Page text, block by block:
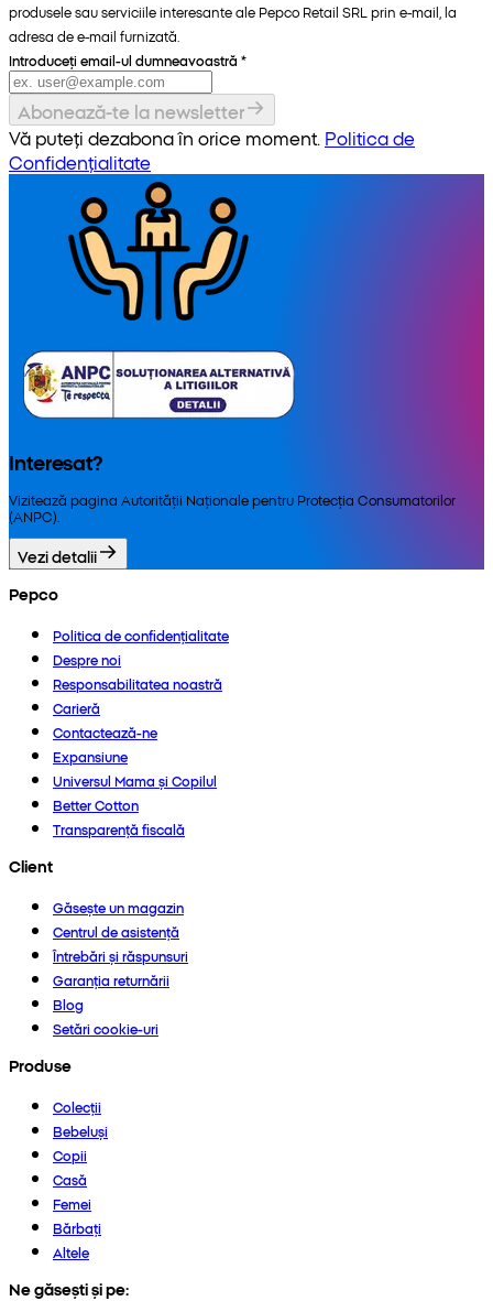
produsele sau serviciile interesante ale Pepco Retail SRL prin e-mail, la
adresa de e-mail furnizată.
Introduceți email-ul dumneavoastră *
Abonează-te la newsletter
Vă puteți dezabona în orice moment. Politica de
Confidențialitate
Interesat?
Vizitează pagina Autorității Naționale pentru Protecția Consumatorilor
(ANPC).
Vezi detalii
Pepco
Politica de confidențialitate
Despre noi
Responsabilitatea noastră
Carieră
Contactează-ne
Expansiune
Universul Mama și Copilul
Better Cotton
Transparență fiscală
Client
Găsește un magazin
Centrul de asistență
Întrebări și răspunsuri
Garanția returnării
Blog
Setări cookie-uri
Produse
Colecții
Bebeluși
Copii
Casă
Femei
Bărbați
Altele
Ne găsești și pe: